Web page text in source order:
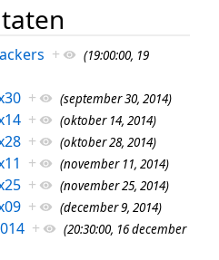
+
(19:00:00, 19
+ (september 30, 2014)
+ (oktober 14, 2014)
+ (oktober 28, 2014)
+ (november 11, 2014)
+ (november 25, 2014)
+ (december 9, 2014)
+
(20:30:00, 16 december